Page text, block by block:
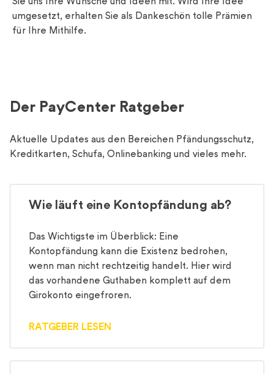
umgesetzt, erhalten Sie als Dankeschön tolle Prämien
für Ihre Mithilfe.
Der PayCenter Ratgeber
Aktuelle Updates aus den Bereichen Pfändungsschutz,
Kreditkarten, Schufa, Onlinebanking und vieles mehr.
Wie läuft eine Kontopfändung ab?
Das Wichtigste im Überblick: Eine
Kontopfändung kann die Existenz bedrohen,
wenn man nicht rechtzeitig handelt. Hier wird
das vorhandene Guthaben komplett auf dem
Girokonto eingefroren.
RATGEBER LESEN